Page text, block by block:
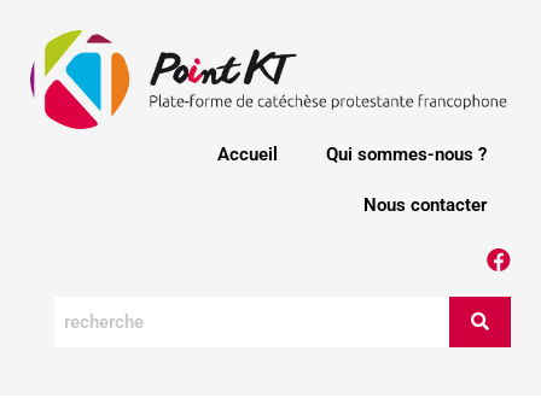
Accueil Qui sommes-nous ?
Nous contacter